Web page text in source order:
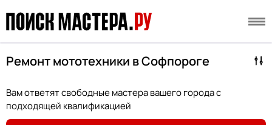
Ремонт мототехники в Софпороге
Вам ответят свободные мастера вашего города с
подходящей квалификацией